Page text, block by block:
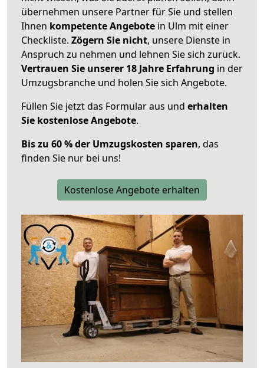
übernehmen unsere Partner für Sie und stellen
Ihnen kompetente Angebote in Ulm mit einer
Checkliste. Zögern Sie nicht, unsere Dienste in
Anspruch zu nehmen und lehnen Sie sich zurück.
Vertrauen Sie unserer 18 Jahre Erfahrung in der
Umzugsbranche und holen Sie sich Angebote.
Füllen Sie jetzt das Formular aus und erhalten
Sie kostenlose Angebote.
Bis zu 60 % der Umzugskosten sparen, das
finden Sie nur bei uns!
Kostenlose Angebote erhalten